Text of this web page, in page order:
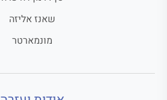
שאנז אליזה
מונמארטר